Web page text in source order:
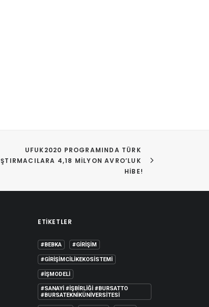
UFUK2020 PROGRAMINDA TÜRK
4,18 MILYON AVRO’LUK
HIBE!
ETIKETLER
#BEBKA #GIRIŞIM
#GIRIŞIMCILIKEKOSISTEMI
#IŞMODELI
#SANAYI #IŞBIRLIĞI #BURSATTO
#BURSATEKNIKÜNIVERSITESI